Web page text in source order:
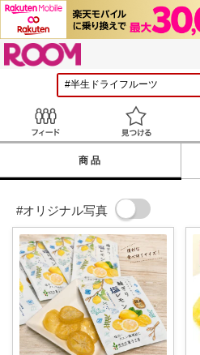
見
商品
#オリジナル写真